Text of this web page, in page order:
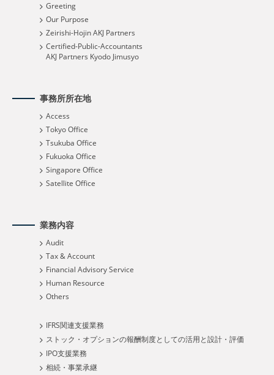
Greeting
Our Purpose
Zeirishi-Hojin AKJ Partners
Certified-Public-Accountants
AKJ Partners Kyodo Jimusyo
事務所所在地
Access
Tokyo Office
Tsukuba Office
Fukuoka Office
Singapore Office
Satellite Office
業務内容
Audit
Tax & Account
Financial Advisory Service
Human Resource
Others
IFRS関連支援業務
ストック・オプションの報酬制度としての活用と設計・評価
IPO支援業務
相続・事業承継